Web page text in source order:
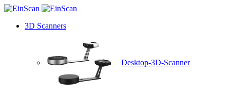
3D Scanners
Desktop-3D-Scanner